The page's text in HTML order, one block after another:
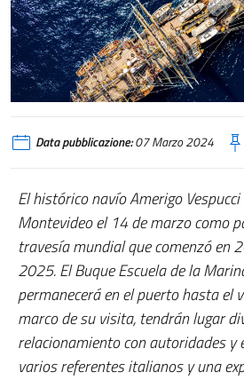
Data pubblicazione:07 Marzo 2024
El histórico navío Amerigo
Montevideo el 14 de marzo como
travesía mundial que comenzó en
2025. El Buque Escuela de la
permanecerá en el puerto hasta el
marco de su visita, tendrán lugar
relacionamiento con autoridades y
varios referentes italianos y una